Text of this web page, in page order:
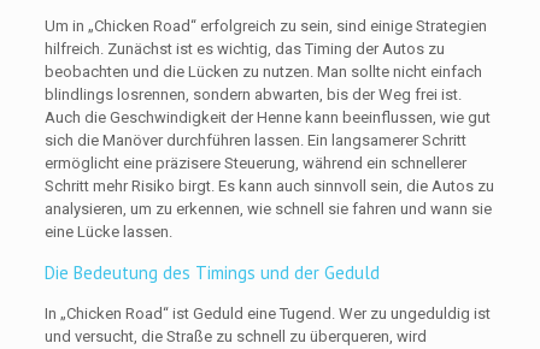
Um in „Chicken Road“ erfolgreich zu sein, sind einige Strategien
hilfreich. Zunächst ist es wichtig, das Timing der Autos zu
beobachten und die Lücken zu nutzen. Man sollte nicht einfach
blindlings losrennen, sondern abwarten, bis der Weg frei ist.
Auch die Geschwindigkeit der Henne kann beeinflussen, wie gut
sich die Manöver durchführen lassen. Ein langsamerer Schritt
ermöglicht eine präzisere Steuerung, während ein schnellerer
Schritt mehr Risiko birgt. Es kann auch sinnvoll sein, die Autos zu
analysieren, um zu erkennen, wie schnell sie fahren und wann sie
eine Lücke lassen.
Die Bedeutung des Timings und der Geduld
In „Chicken Road“ ist Geduld eine Tugend. Wer zu ungeduldig ist
und versucht, die Straße zu schnell zu überqueren, wird